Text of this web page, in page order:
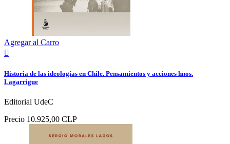
Agregar al Carro

Historia de las ideologías en Chile. Pensamientos y acciones hnos.
Lagarrigue
Editorial UdeC
Precio 10.925,00 CLP